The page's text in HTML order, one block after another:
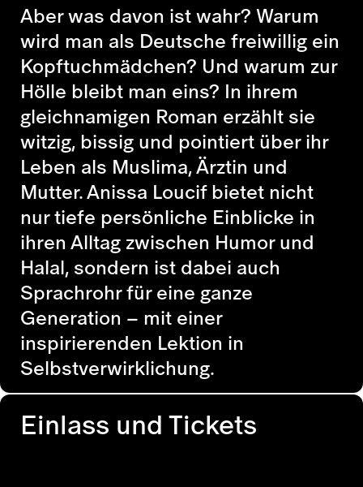
Aber was davon ist wahr? Warum
wird man als Deutsche freiwillig ein
Kopftuchmädchen? Und warum zur
Hölle bleibt man eins? In ihrem
gleichnamigen Roman erzählt sie
witzig, bissig und pointiert über ihr
Leben als Muslima, Ärztin und
Mutter. Anissa Loucif bietet nicht
nur tiefe persönliche Einblicke in
ihren Alltag zwischen Humor und
Halal, sondern ist dabei auch
Sprachrohr für eine ganze
Generation – mit einer
inspirierenden Lektion in
Selbstverwirklichung.
Einlass und Tickets